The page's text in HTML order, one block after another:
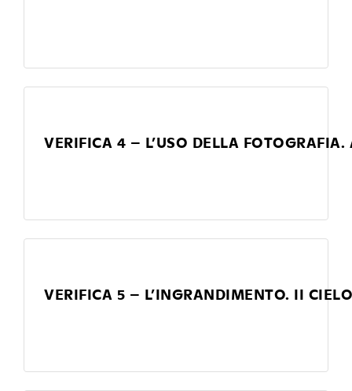
VERIFICA 4 – L’USO DELLA
VERIFICA 5 – L’INGRANDIMENTO. II